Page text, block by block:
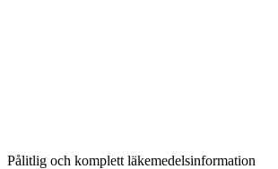
Pålitlig och komplett läkemedelsinformation